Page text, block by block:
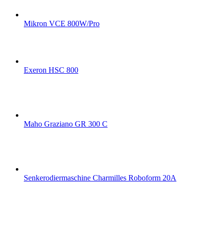
Mikron VCE 800W/Pro
Exeron HSC 800
Maho Graziano GR 300 C
Senkerodiermaschine Charmilles Roboform 20A